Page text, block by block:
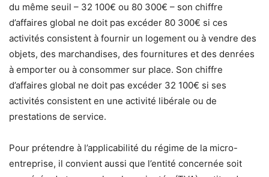
du même seuil – 32 100€ ou 80 300€ – son chiffre
d’affaires global ne doit pas excéder 80 300€ si ces
activités consistent à fournir un logement ou à vendre des
objets, des marchandises, des fournitures et des denrées
à emporter ou à consommer sur place. Son chiffre
d’affaires global ne doit pas excéder 32 100€ si ses
activités consistent en une activité libérale ou de
prestations de service.
Pour prétendre à l’applicabilité du régime de la micro-
entreprise, il convient aussi que l’entité concernée soit